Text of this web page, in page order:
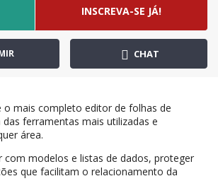
INSCREVA-SE JÁ!
CHAT
o mais completo editor de folhas de
ferramentas mais utilizadas e
área.
com modelos e listas de dados, proteger
que facilitam o relacionamento da